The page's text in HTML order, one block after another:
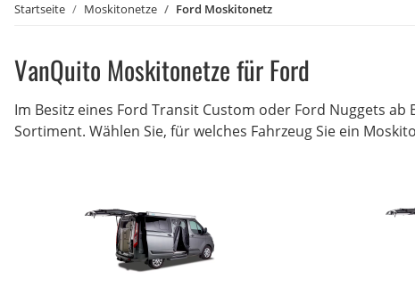
Startseite Moskitonetze Ford Moskitonetz
VanQuito Moskitonetze für Ford
Im Besitz eines Ford Transit Custom oder Ford Nuggets
Sortiment. Wählen Sie, für welches Fahrzeug Sie ein